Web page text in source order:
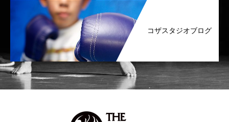
コザスタジオブログ